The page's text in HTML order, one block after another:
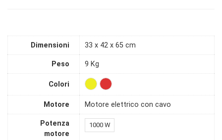
Dimensioni 33 x 42 x 65 cm
Peso 9 Kg
Colori
Motore Motore elettrico con cavo
Potenza
motore
1000 W